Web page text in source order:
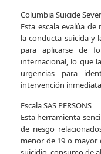
Columbia Suicide
Esta escala evalúa
la conducta suicida y
para aplicarse de
internacional, lo que
urgencias para
intervención
Escala SAS PERSONS
Esta herramienta
de riesgo
menor de 19 o mayor